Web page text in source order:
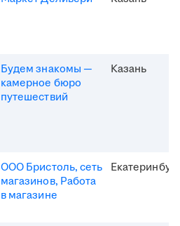
Будем знакомы —
камерное бюро
путешествий
Казань
ООО Бристоль, сеть
магазинов, Работа
в магазине